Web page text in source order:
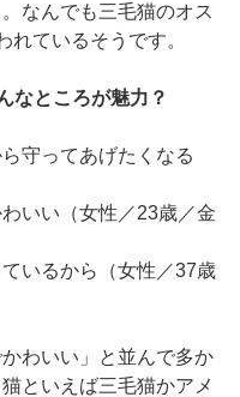
なんでも三毛猫のオス
れているそうです。
なところが魅力？
守ってあげたくなる
いい（女性／23歳／金
いるから（女性／37歳
わいい」と並んで多か
といえば三毛猫かアメ